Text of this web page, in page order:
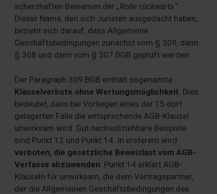
scherzhaften Beinamen der „Rolle rückwärts“.
Dieser Name, den sich Juristen ausgedacht haben,
bezieht sich darauf, dass Allgemeine
Geschäftsbedingungen zunächst vom § 309, dann
§ 308 und dann vom § 307 BGB geprüft werden.
Der Paragraph 309 BGB enthält sogenannte
Klauselverbote ohne Wertungsmöglichkeit . Dies
bedeutet, dass bei Vorliegen eines der 15 dort
gelagerten Fälle die entsprechende AGB-Klausel
unwirksam wird. Gut nachvollziehbare Beispiele
sind Punkt 12 und Punkt 14. In ersterem wird
verboten, die gesetzliche Beweislast vom AGB-
Verfasse abzuwenden . Punkt 14 erklärt AGB-
Klauseln für unwirksam, die dem Vertragspartner,
der die Allgemeinen Geschäftsbedingungen des